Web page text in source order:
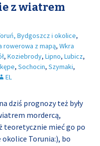
z wiatrem
Bydgoszcz i okolice,
rowerowa z mapą, Wkra
, Koziebrody, Lipno, Lubicz,
, Sochocin, Szymaki,
EL
dziś prognozy też były
mordercą,
teoretycznie mieć go po
okolice Torunia:), bo